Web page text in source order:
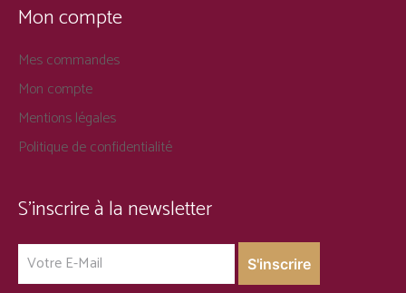
Mon compte
Mes commandes
Mon compte
Mentions légales
Politique de confidentialité
S’inscrire à la newsletter